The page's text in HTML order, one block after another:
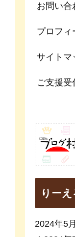
お問い合
プロフィ
サイトマ
ご支援受
りー
2024年5